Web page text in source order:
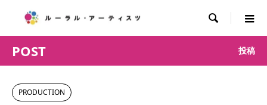

POST 投稿
PRODUCTION